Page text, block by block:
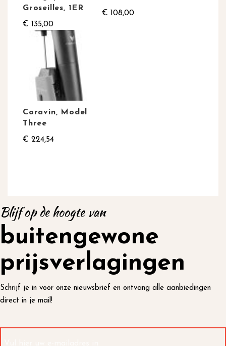
Groseilles, 1ER
€ 135,00
€ 108,00
Coravin, Model
Three
€ 224,54
Blijf op de hoogte van
buitengewone
prijsverlagingen
Schrijf je in voor onze nieuwsbrief en ontvang alle aanbiedingen
direct in je mail!